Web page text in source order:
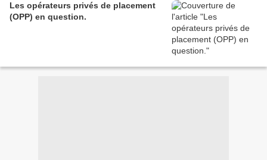
Les opérateurs privés de placement
(OPP) en question.